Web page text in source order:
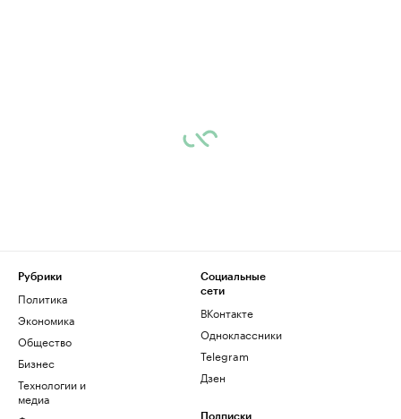
Рубрики
Политика
Экономика
Общество
Бизнес
Технологии и
медиа
Социальные
сети
ВКонтакте
Одноклассники
Telegram
Дзен
Подписки